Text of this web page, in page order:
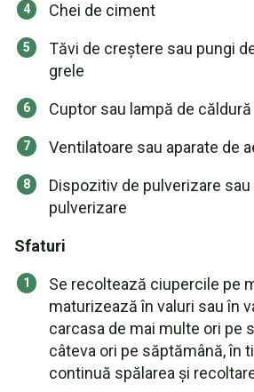
Chei de ciment
Tăvi de creștere sau pungi
grele
Cuptor sau lampă de căldură
Ventilatoare sau aparate de
Dispozitiv de pulverizare
pulverizare
Sfaturi
Se recoltează ciupercile pe
maturizează în valuri sau în
carcasa de mai multe ori pe
câteva ori pe săptămână, în
continuă spălarea și